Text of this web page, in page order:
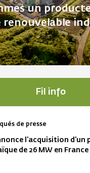
un
renouvelable
Fil info
de presse
l’acquisition
de 26 MW en